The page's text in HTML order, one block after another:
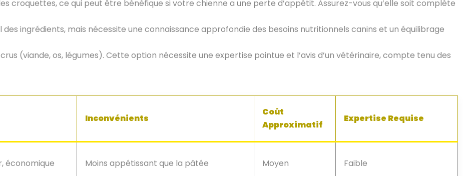
croquettes, ce qui peut être bénéfique si votre chienne a une perte d’appétit. Assurez-vous qu’elle soit complète
ingrédients, mais nécessite une connaissance approfondie des besoins nutritionnels canins et un équilibrage
(viande, os, légumes). Cette option nécessite une expertise pointue et l’avis d’un vétérinaire, compte tenu des
Inconvénients
Coût
Approximatif
Expertise Requise
économique Moins appétissant que la pâtée Moyen Faible